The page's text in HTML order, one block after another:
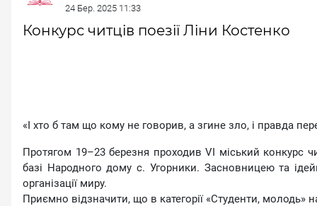
24 Бер. 2025 11:33
Конкурс читців поезії Ліни Костенко
«І хто б там що кому не говорив, а згине зло, і правда
Протягом 19–23 березня проходив VI міський конкурс
базі Народного дому с. Угорники. Засновницею та
організації миру.
Приємно відзначити, що в категорії «Студенти, молодь»